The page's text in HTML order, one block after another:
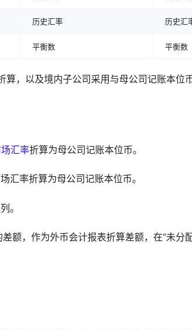
历史汇率 历史汇
平衡数 平衡数
，以及境内子公司采用与母公司记账本位
汇率折算为母公司记账本位币。
汇率折算为母公司记账本位币。
。
额，作为外币会计报表折算差额，在“未分